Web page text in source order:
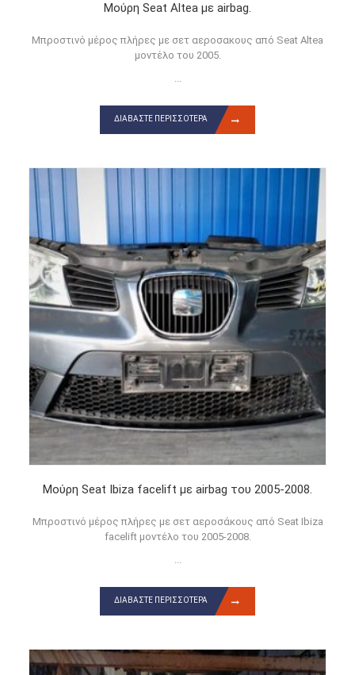
Μούρη Seat Altea με airbag.
Μπροστινό μέρος πλήρες με σετ αεροσακους από Seat Altea
μοντέλο του 2005.
...
ΔΙΑΒΆΣΤΕ ΠΕΡΙΣΣΌΤΕΡΑ
Μούρη Seat Ibiza facelift με airbag του 2005-2008.
Μπροστινό μέρος πλήρες με σετ αεροσάκους από Seat Ibiza
facelift μοντέλο του 2005-2008.
...
ΔΙΑΒΆΣΤΕ ΠΕΡΙΣΣΌΤΕΡΑ